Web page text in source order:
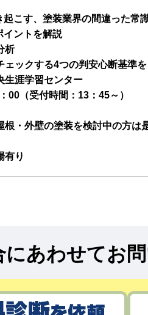
こす、塗装業界の間違った常
ントを解説
析
ックする4つの判安心断基準
生涯学習センター
00（受付時間：13：45～）
・外壁の塗装を検討中の方は
有り
にあわせてお